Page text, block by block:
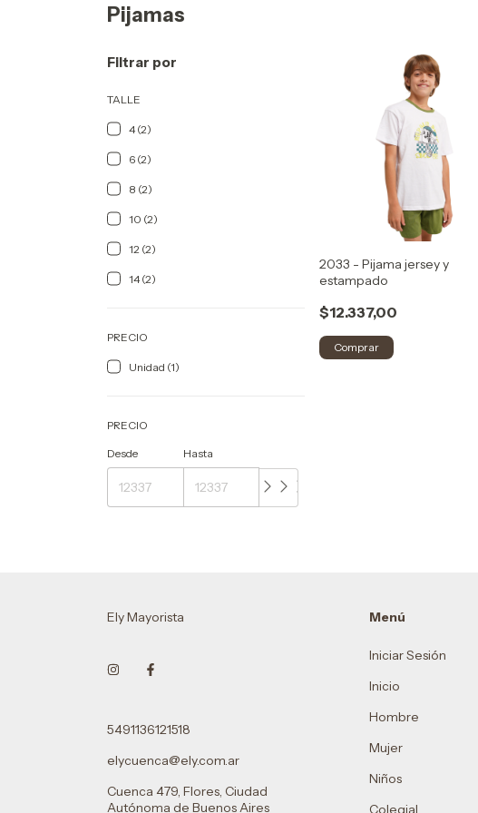
Pijamas
Filtrar por
TALLE
4 (2)
6 (2)
8 (2)
10 (2)
12 (2)
14 (2)
PRECIO
Unidad (1)
PRECIO
Desde Hasta
2033 - Pijama jersey y
estampado
$12.337,00
Comprar
Ely Mayorista
5491136121518
elycuenca@ely.com.ar
Cuenca 479, Flores, Ciudad
Autónoma de Buenos Aires
Menú
Iniciar Sesión
Inicio
Hombre
Mujer
Niños
Colegial